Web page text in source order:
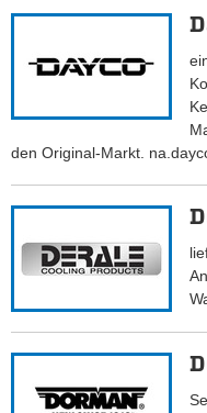
den Original-Markt.